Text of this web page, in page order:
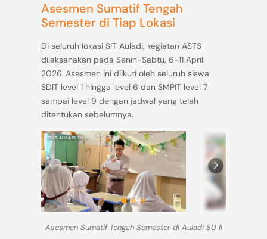
Asesmen Sumatif Tengah
Semester di Tiap Lokasi
Di seluruh lokasi SIT Auladi, kegiatan ASTS
dilaksanakan pada Senin-Sabtu, 6-11 April
2026. Asesmen ini diikuti oleh seluruh siswa
SDIT level 1 hingga level 6 dan SMPIT level 7
sampai level 9 dengan jadwal yang telah
ditentukan sebelumnya.
SDIT AULADI SU II SDIT AULADI SU II
Asesmen Sumatif Tengah Semester di Auladi SU II